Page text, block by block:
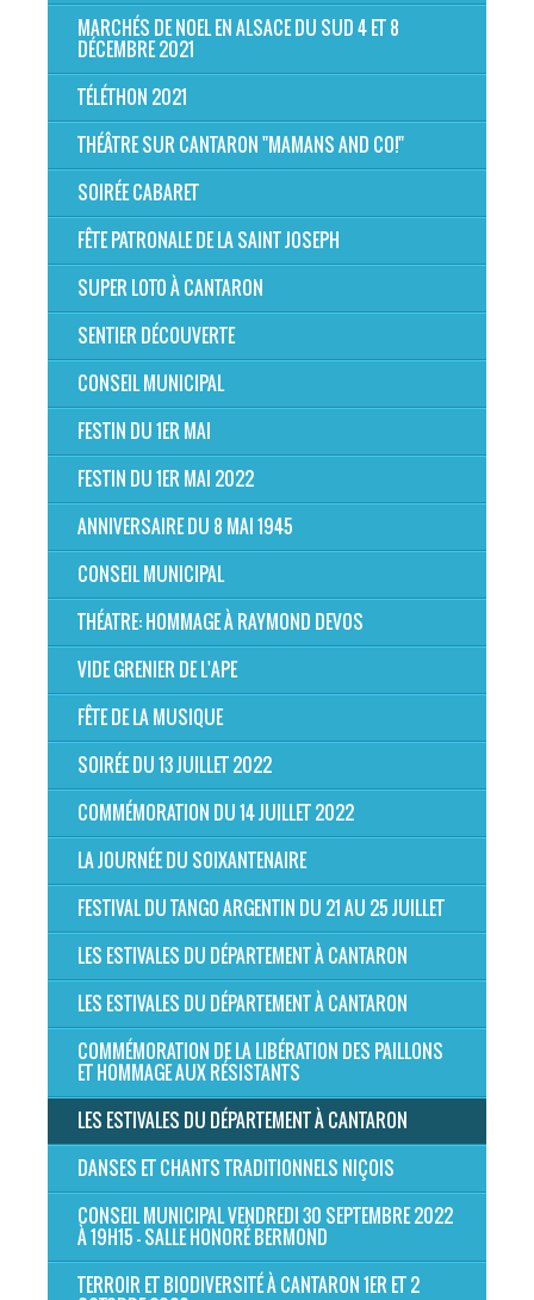
MARCHÉS DE NOEL EN ALSACE DU SUD 4 ET 8
DÉCEMBRE 2021
TÉLÉTHON 2021
THÉÂTRE SUR CANTARON "MAMANS AND CO!"
SOIRÉE CABARET
FÊTE PATRONALE DE LA SAINT JOSEPH
SUPER LOTO À CANTARON
SENTIER DÉCOUVERTE
CONSEIL MUNICIPAL
FESTIN DU 1ER MAI
FESTIN DU 1ER MAI 2022
ANNIVERSAIRE DU 8 MAI 1945
CONSEIL MUNICIPAL
THÉATRE: HOMMAGE À RAYMOND DEVOS
VIDE GRENIER DE L'APE
FÊTE DE LA MUSIQUE
SOIRÉE DU 13 JUILLET 2022
COMMÉMORATION DU 14 JUILLET 2022
LA JOURNÉE DU SOIXANTENAIRE
FESTIVAL DU TANGO ARGENTIN DU 21 AU 25 JUILLET
LES ESTIVALES DU DÉPARTEMENT À CANTARON
LES ESTIVALES DU DÉPARTEMENT À CANTARON
COMMÉMORATION DE LA LIBÉRATION DES PAILLONS
ET HOMMAGE AUX RÉSISTANTS
LES ESTIVALES DU DÉPARTEMENT À CANTARON
DANSES ET CHANTS TRADITIONNELS NIÇOIS
CONSEIL MUNICIPAL VENDREDI 30 SEPTEMBRE 2022
À 19H15 - SALLE HONORÉ BERMOND
TERROIR ET BIODIVERSITÉ À CANTARON 1ER ET 2